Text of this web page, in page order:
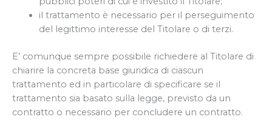
il trattamento è necessario per il perseguimento
del legittimo interesse del Titolare o di terzi.
E’ comunque sempre possibile richiedere al Titolare di
chiarire la concreta base giuridica di ciascun
trattamento ed in particolare di specificare se il
trattamento sia basato sulla legge, previsto da un
contratto o necessario per concludere un contratto.